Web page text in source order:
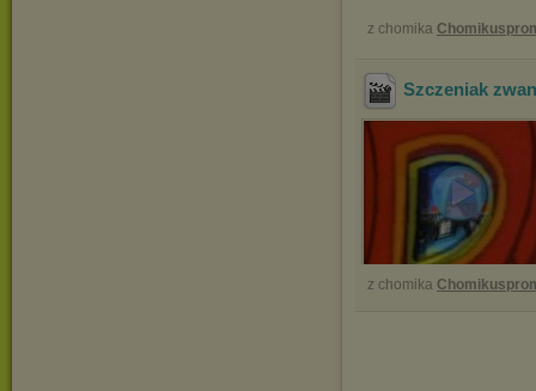
z chomika
Szczeniak
z chomika